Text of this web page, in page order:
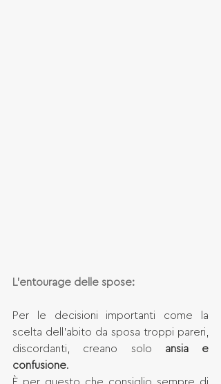
L’entourage delle spose:
Per le decisioni importanti come la
scelta dell'abito da sposa troppi pareri,
discordanti, creano solo ansia e
confusione.